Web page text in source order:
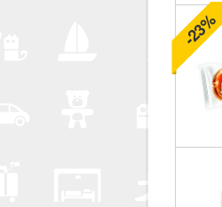
-23%